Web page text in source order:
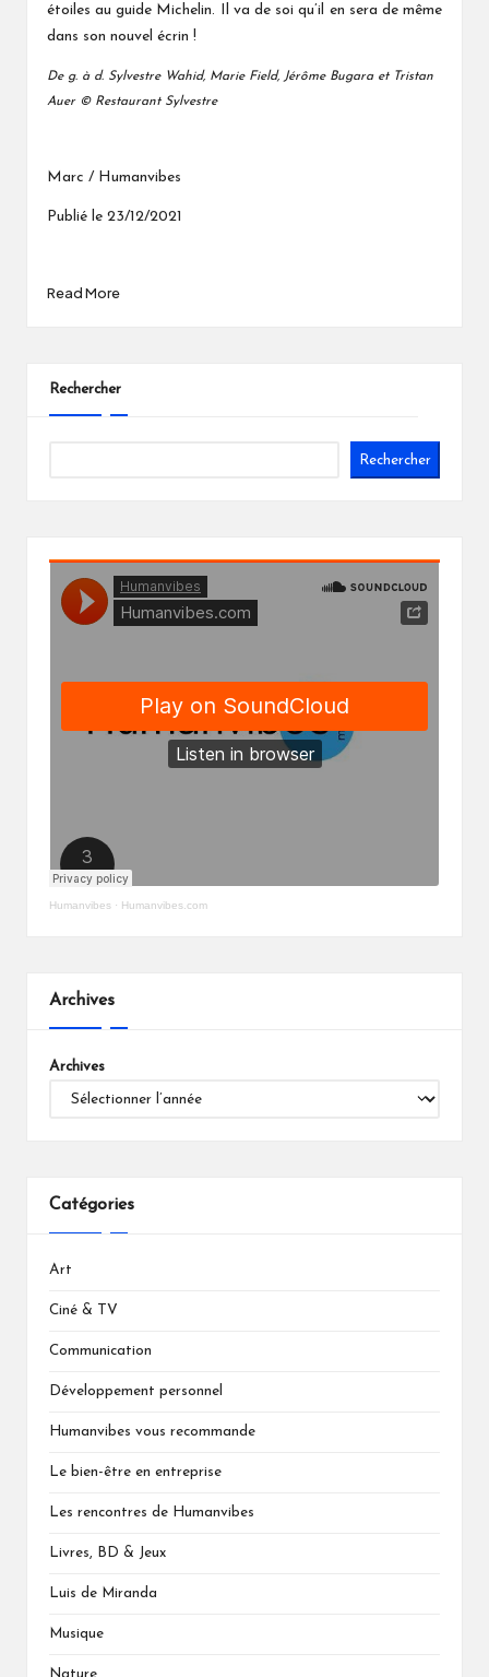
étoiles au guide Michelin. Il va de soi qu’il en sera de même
dans son nouvel écrin !
De g. à d. Sylvestre Wahid, Marie Field, Jérôme Bugara et Tristan
Auer © Restaurant Sylvestre
Marc / Humanvibes
Publié le 23/12/2021
Read More
Rechercher
Rechercher
Humanvibes · Humanvibes.com
Archives
Archives
Catégories
Art
Ciné & TV
Communication
Développement personnel
Humanvibes vous recommande
Le bien-être en entreprise
Les rencontres de Humanvibes
Livres, BD & Jeux
Luis de Miranda
Musique
Nature